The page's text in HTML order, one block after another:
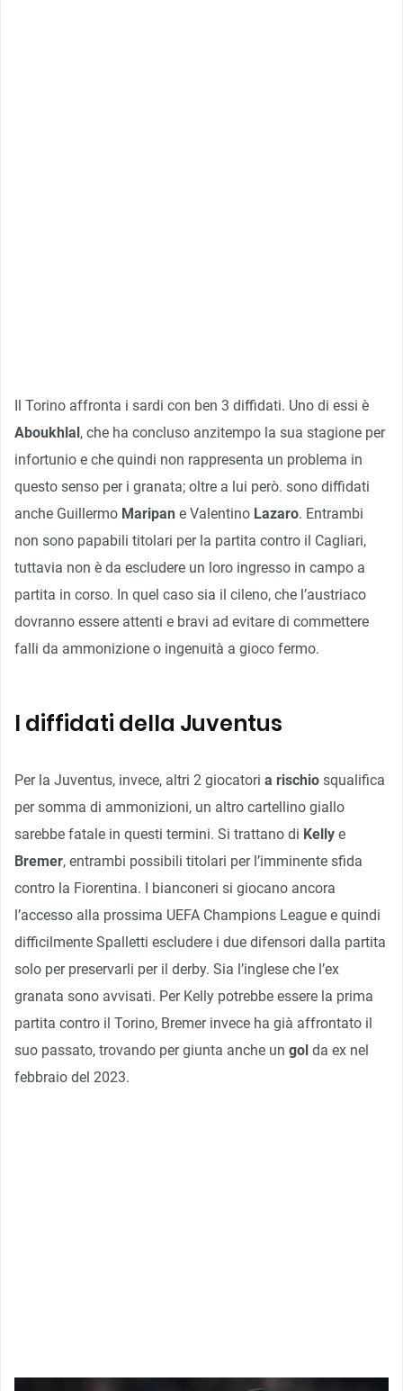
Il Torino affronta i sardi con ben 3 diffidati. Uno di essi è
Aboukhlal, che ha concluso anzitempo la sua stagione per
infortunio e che quindi non rappresenta un problema in
questo senso per i granata; oltre a lui però. sono diffidati
anche Guillermo Maripan e Valentino Lazaro. Entrambi
non sono papabili titolari per la partita contro il Cagliari,
tuttavia non è da escludere un loro ingresso in campo a
partita in corso. In quel caso sia il cileno, che l’austriaco
dovranno essere attenti e bravi ad evitare di commettere
falli da ammonizione o ingenuità a gioco fermo.
I diffidati della Juventus
Per la Juventus, invece, altri 2 giocatori a rischio squalifica
per somma di ammonizioni, un altro cartellino giallo
sarebbe fatale in questi termini. Si trattano di Kelly e
Bremer, entrambi possibili titolari per l’imminente sfida
contro la Fiorentina. I bianconeri si giocano ancora
l’accesso alla prossima UEFA Champions League e quindi
difficilmente Spalletti escludere i due difensori dalla partita
solo per preservarli per il derby. Sia l’inglese che l’ex
granata sono avvisati. Per Kelly potrebbe essere la prima
partita contro il Torino, Bremer invece ha già affrontato il
suo passato, trovando per giunta anche un gol da ex nel
febbraio del 2023.